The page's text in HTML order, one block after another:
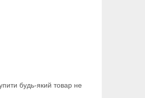
будь-який товар не